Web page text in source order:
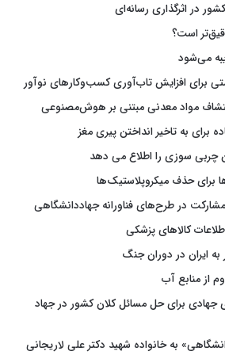
در اثرگذاری رسانه‌ای
است؟
می‌شود
برای افزایش تاب‌آوری کسب‌وکارهای نوآور
مواد معدنی مبتنی بر هوش‌مصنوعی
برای به تاخیر انداختن پیری مغز
چربی سوزی را اطلاع می دهد
برای حذف میکروپلاستیک‌ها
در طرح‌های فناورانه جهاددانشگاهی
از منابع آب
جهادی برای حل مسائل کلان کشور در جهاد
به خانواده شهید دکتر علی لاریجانی